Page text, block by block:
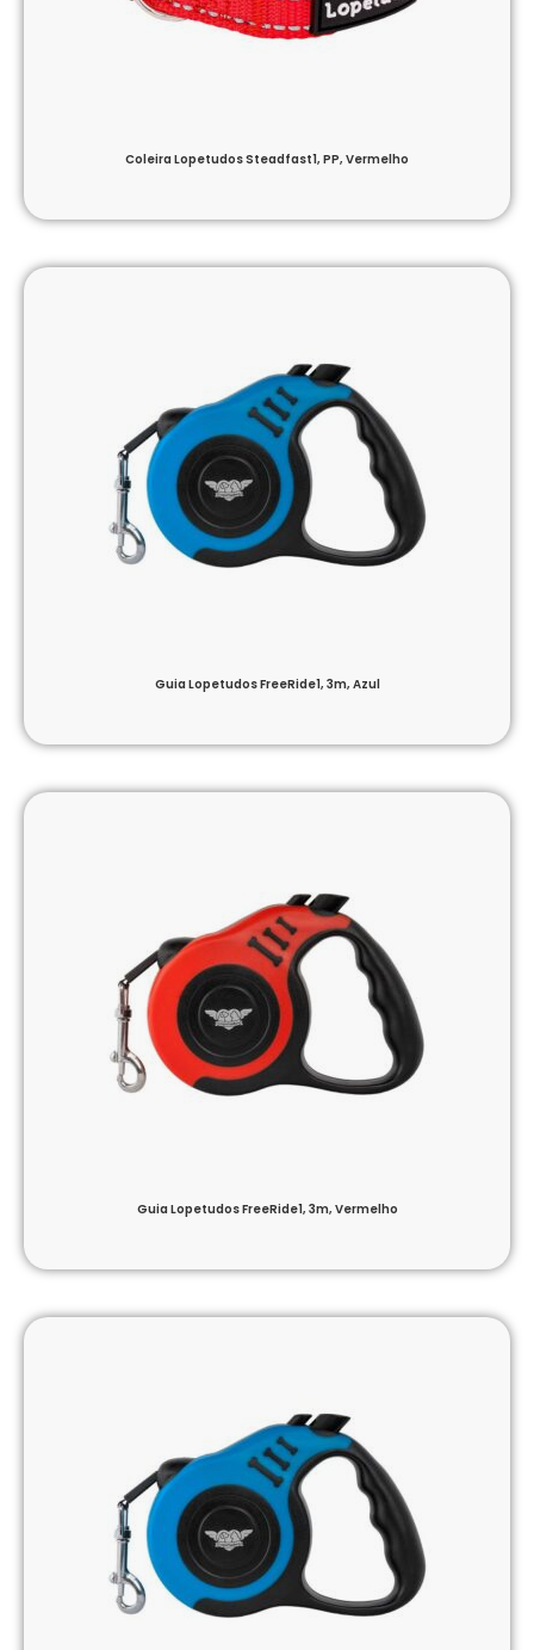
Coleira Lopetudos Steadfast1, PP, Vermelho
Guia Lopetudos FreeRide1, 3m, Azul
Guia Lopetudos FreeRide1, 3m, Vermelho